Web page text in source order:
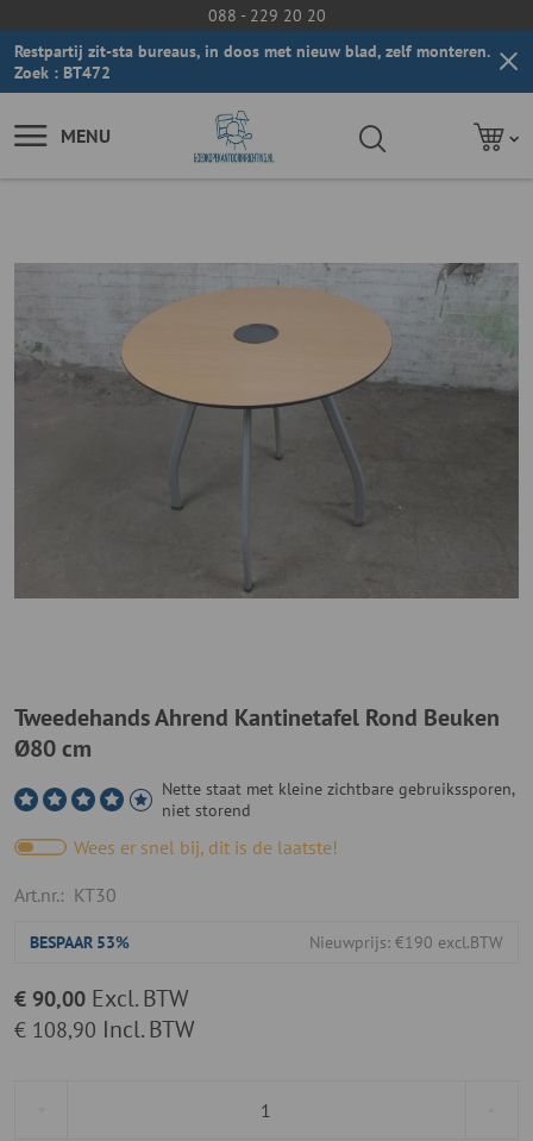
088 - 229 20 20
Restpartij zit-sta bureaus, in doos met nieuw blad, zelf monteren.
Zoek : BT472
MENU
Tweedehands Ahrend Kantinetafel Rond Beuken
Ø80 cm
Nette staat met kleine zichtbare gebruikssporen,
niet storend
Wees er snel bij, dit is de laatste!
Art.nr.: KT30
BESPAAR 53% Nieuwprijs: €190 excl.BTW
€ 108,90 Incl. BTW
€ 90,00 Excl. BTW